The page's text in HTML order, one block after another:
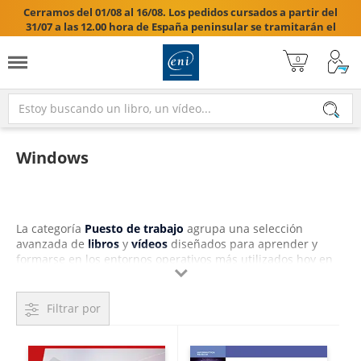
Cerramos del 01/08 al 16/08. Los pedidos cursados a partir del
31/07 a las 12.00 hora de España peninsular se tramitarán el
17/08/2026.

Windows
La categoría Puesto de trabajo agrupa una selección
avanzada de libros y vídeos diseñados para aprender y
formarse en los entornos operativos más utilizados hoy en
día, como Windows y Linux. Nuestros contenidos técnicos
proporcionan un aprendizaje estructurado, con vocación
práctica y certificadora, abarcando desde la configuración
inicial hasta la administración experta del sistema.
Entre las opciones destacadas encontrarás unpack de dos

Filtrar por